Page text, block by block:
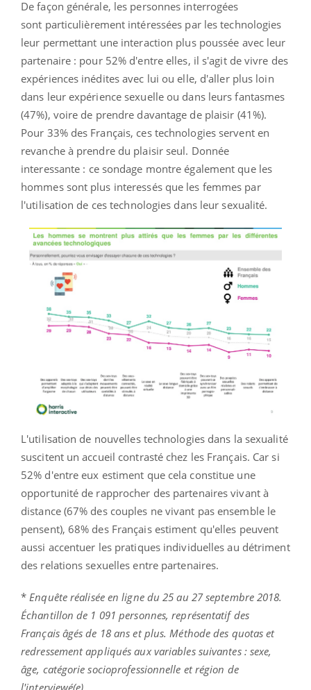
De façon générale, les personnes interrogées
sont particulièrement intéressées par les technologies
leur permettant une interaction plus poussée avec leur
partenaire : pour 52% d'entre elles, il s'agit de vivre des
expériences inédites avec lui ou elle, d'aller plus loin
dans leur expérience sexuelle ou dans leurs fantasmes
(47%), voire de prendre davantage de plaisir (41%).
Pour 33% des Français, ces technologies servent en
revanche à prendre du plaisir seul. Donnée
interessante : ce sondage montre également que les
hommes sont plus interessés que les femmes par
l'utilisation de ces technologies dans leur sexualité.
L'utilisation de nouvelles technologies dans la sexualité
suscitent un accueil contrasté chez les Français. Car si
52% d'entre eux estiment que cela constitue une
opportunité de rapprocher des partenaires vivant à
distance (67% des couples ne vivant pas ensemble le
pensent), 68% des Français estiment qu'elles peuvent
aussi accentuer les pratiques individuelles au détriment
des relations sexuelles entre partenaires.
*Enquête réalisée en ligne du 25 au 27 septembre 2018.
Échantillon de 1 091 personnes, représentatif des
Français âgés de 18 ans et plus. Méthode des quotas et
redressement appliqués aux variables suivantes : sexe,
âge, catégorie socioprofessionnelle et région de